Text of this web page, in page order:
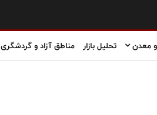
معدن تحلیل بازار مناطق آزاد و گردشگری